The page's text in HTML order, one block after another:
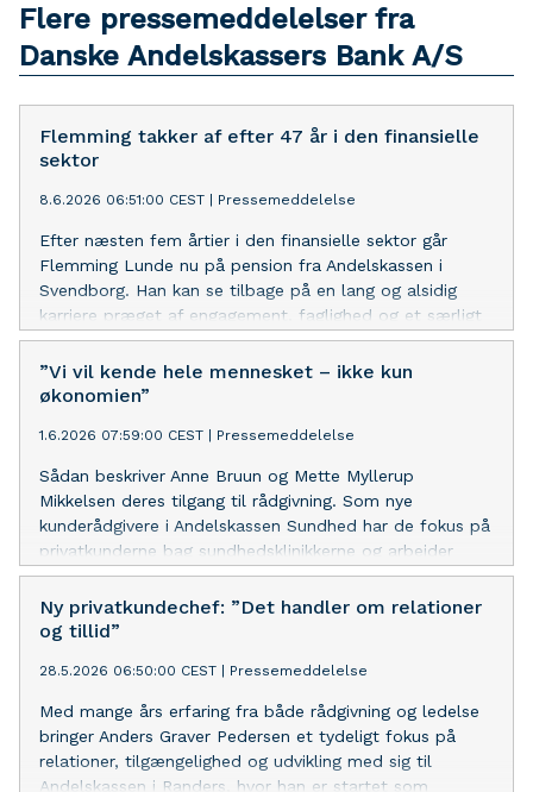
Flere pressemeddelelser fra
Danske Andelskassers Bank A/S
Flemming takker af efter 47 år i den finansielle
sektor
8.6.2026 06:51:00 CEST Pressemeddelelse
Efter næsten fem årtier i den finansielle sektor går
Flemming Lunde nu på pension fra Andelskassen i
Svendborg. Han kan se tilbage på en lang og alsidig
karriere præget af engagement, faglighed og et særligt
blik for nære relationer.
”Vi vil kende hele mennesket – ikke kun
økonomien”
1.6.2026 07:59:00 CEST Pressemeddelelse
Sådan beskriver Anne Bruun og Mette Myllerup
Mikkelsen deres tilgang til rådgivning. Som nye
kunderådgivere i Andelskassen Sundhed har de fokus på
privatkunderne bag sundhedsklinikkerne og arbejder
helhedsorienteret med samspillet mellem
privatøkonomi, familieliv og virksomhed.
Ny privatkundechef: ”Det handler om relationer
og tillid”
28.5.2026 06:50:00 CEST Pressemeddelelse
Med mange års erfaring fra både rådgivning og ledelse
bringer Anders Graver Pedersen et tydeligt fokus på
relationer, tilgængelighed og udvikling med sig til
Andelskassen i Randers, hvor han er startet som